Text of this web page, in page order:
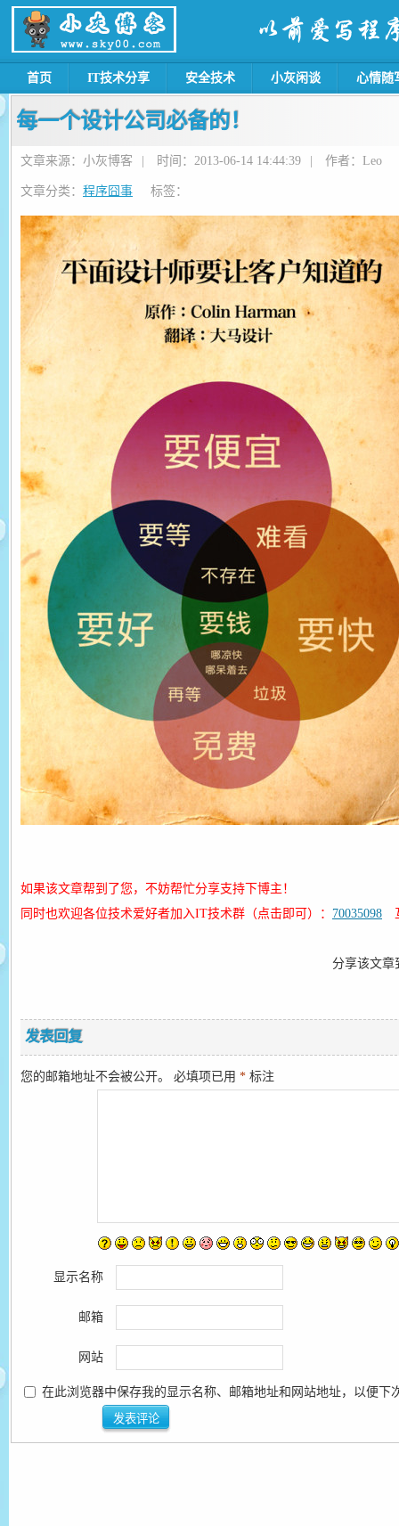
首页 IT技术分享 安全技术 小灰闲谈 心情随
每一个设计公司必备的！
文章来源：小灰博客 时间：2013-06-14 14:44:39 作者：Leo
文章分类： 程序囧事 标签：
如果该文章帮到了您，不妨帮忙分享支持下博主！
同时也欢迎各位技术爱好者加入IT技术群（点击即可）： 70035098
分享该文章
发表回复
您的邮箱地址不会被公开。 必填项已用 * 标注
显示名称
邮箱
网站
在此浏览器中保存我的显示名称、邮箱地址和网站地址，以便下